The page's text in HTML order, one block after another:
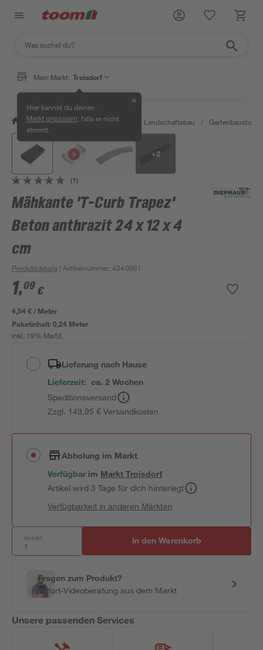
Mein Markt: Troisdorf
Hier kannst du deinen
Markt anpassen , falls er nicht
stimmt.
✕
/ Garten & Freizeit / Gartenbau & Landschaftsbau / Gartenbaustoffe
+2
(1)
Mähkante 'T-Curb Trapez'
Beton anthrazit 24 x 12 x 4
cm
Produktdetails | Artikelnummer:4340861
1,09 €
4,54 € / Meter
Paketinhalt:0,24 Meter
inkl. 19% MwSt.
Lieferung nach Hause
Lieferzeit: ca. 2 Wochen
Speditionsversand
Zzgl. 149,95 € Versandkosten
Abholung im Markt
Verfügbar im MarktTroisdorf
Artikel wird 3 Tage für dich hinterlegt
Verfügbarkeit in anderen Märkten
Anzahl: In den Warenkorb
Fragen zum Produkt?
Sofort-Videoberatung aus dem Markt
Unsere passenden Services